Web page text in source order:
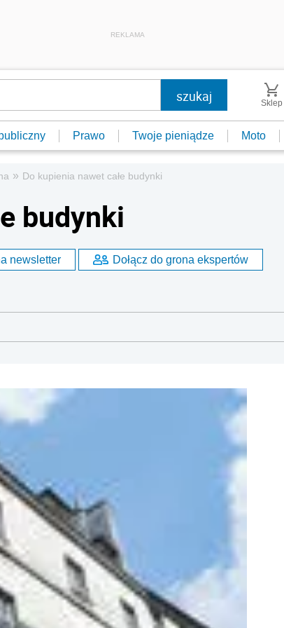
REKLAMA
Sklep
Prawo Twoje pieniądze Moto
» Do kupienia nawet całe budynki
budynki
newsletter Dołącz do grona ekspertów